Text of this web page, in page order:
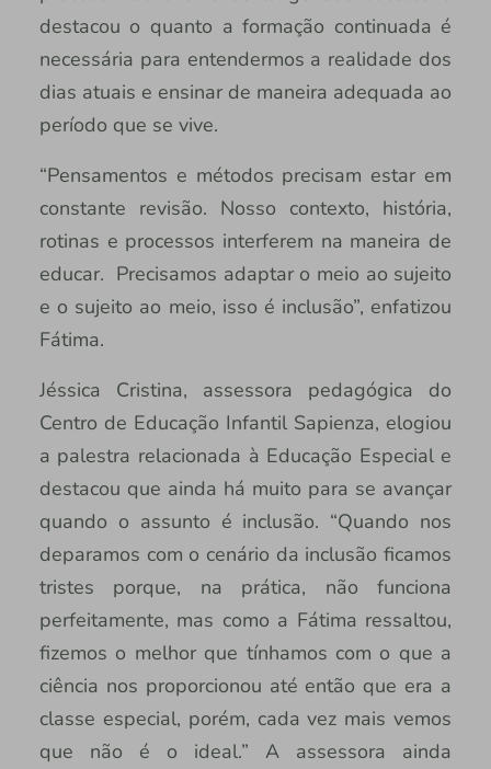
destacou o quanto a formação continuada é
necessária para entendermos a realidade dos
dias atuais e ensinar de maneira adequada ao
período que se vive.
“Pensamentos e métodos precisam estar em
constante revisão. Nosso contexto, história,
rotinas e processos interferem na maneira de
educar. Precisamos adaptar o meio ao sujeito
e o sujeito ao meio, isso é inclusão”, enfatizou
Fátima.
Jéssica Cristina, assessora pedagógica do
Centro de Educação Infantil Sapienza, elogiou
a palestra relacionada à Educação Especial e
destacou que ainda há muito para se avançar
quando o assunto é inclusão. “Quando nos
deparamos com o cenário da inclusão ficamos
tristes porque, na prática, não funciona
perfeitamente, mas como a Fátima ressaltou,
fizemos o melhor que tínhamos com o que a
ciência nos proporcionou até então que era a
classe especial, porém, cada vez mais vemos
que não é o ideal.” A assessora ainda